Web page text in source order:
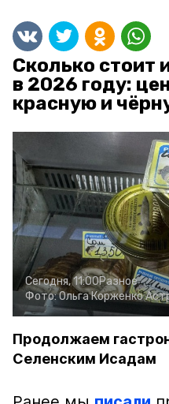
Сколько стоит
в 2026 году:
красную и
Сегодня, 11:00Разное
Фото:Ольга Корженко
Продолжаем
Селенским Исадам